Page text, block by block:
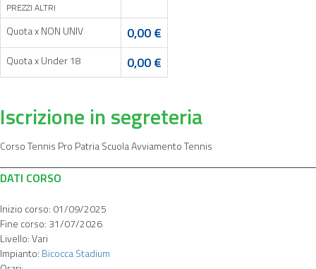
PREZZI ALTRI
Quota x NON UNIV 0,00 €
Quota x Under 18 0,00 €
Iscrizione in segreteria
Corso Tennis Pro Patria Scuola Avviamento Tennis
DATI CORSO
Inizio corso: 01/09/2025
Fine corso: 31/07/2026
Livello:Vari
Impianto: Bicocca Stadium